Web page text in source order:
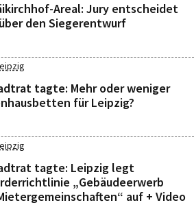
Areal: Jury entscheidet
den Siegerentwurf
tagte: Mehr oder weniger
für Leipzig?
tagte: Leipzig legt
„Gebäudeerwerb
auf + Video